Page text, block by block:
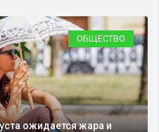
ОБЩЕСТВО
ожидается жара и